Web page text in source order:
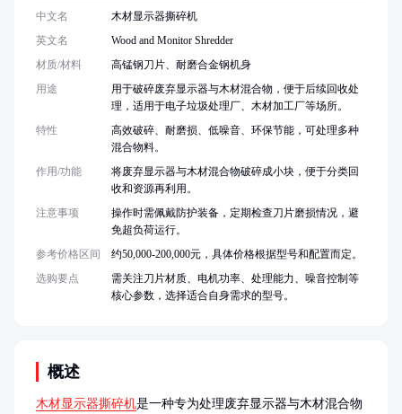
概述
木材显示器撕碎机是一种专为处理废弃显示器与木材混合物
中文名
木材显示器撕碎机
英文名
Wood and Monitor Shredder
材质/材料
高锰钢刀片、耐磨合金钢机身
用途
用于破碎废弃显示器与木材混合物，便于后续回收处
理，适用于电子垃圾处理厂、木材加工厂等场所。
特性
高效破碎、耐磨损、低噪音、环保节能，可处理多种
混合物料。
作用/功能
将废弃显示器与木材混合物破碎成小块，便于分类回
收和资源再利用。
注意事项
操作时需佩戴防护装备，定期检查刀片磨损情况，避
免超负荷运行。
参考价格区间
约50,000-200,000元，具体价格根据型号和配置而定。
选购要点
需关注刀片材质、电机功率、处理能力、噪音控制等
核心参数，选择适合自身需求的型号。